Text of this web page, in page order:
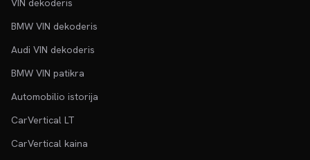
VIN dekoderis
BMW VIN dekoderis
Audi VIN dekoderis
BMW VIN patikra
Automobilio istorija
CarVertical LT
CarVertical kaina